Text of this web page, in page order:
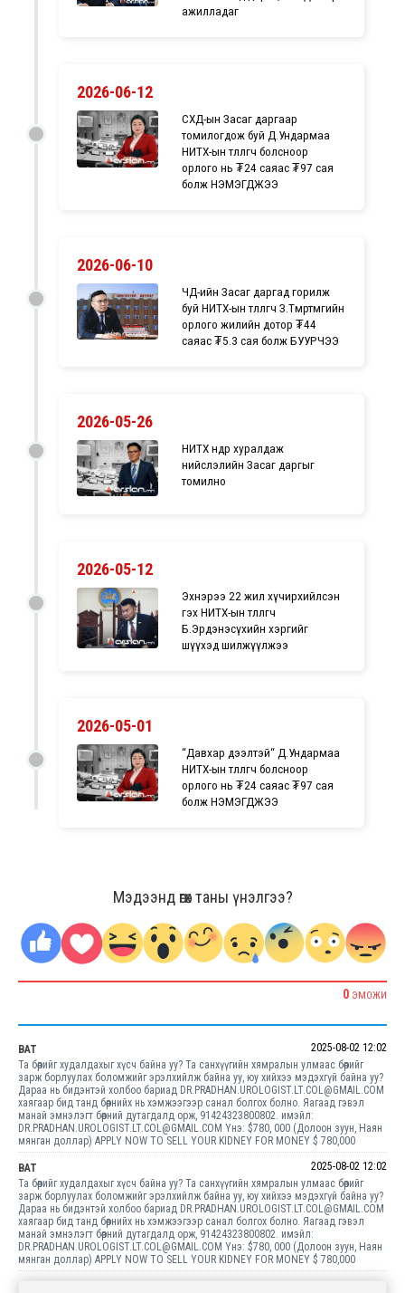
ажилладаг
2026-06-12
СХД-ын Засаг даргаар
томилогдож буй Д.Ундармаа
НИТХ-ын төлөөлөгч болсноор
орлого нь ₮24 саяас ₮97 сая
болж НЭМЭГДЖЭЭ
2026-06-10
ЧД-ийн Засаг даргад горилж
буй НИТХ-ын төлөөлөгч З.Төмөртөмөөгийн
орлого жилийн дотор ₮44
саяас ₮5.3 сая болж БУУРЧЭЭ
2026-05-26
НИТХ өнөөдөр хуралдаж
нийслэлийн Засаг даргыг
томилно
2026-05-12
Эхнэрээ 22 жил хүчирхийлсэн
гэх НИТХ-ын төлөөлөгч
Б.Эрдэнэсүхийн хэргийг
шүүхэд шилжүүлжээ
2026-05-01
“Давхар дээлтэй“ Д.Ундармаа
НИТХ-ын төлөөлөгч болсноор
орлого нь ₮24 саяас ₮97 сая
болж НЭМЭГДЖЭЭ
Мэдээнд өгөх таны үнэлгээ?
0 ЭМОЖИ
BAT
2025-08-02 12:02
Та бөөрийг худалдахыг хүсч байна уу? Та санхүүгийн хямралын улмаас бөөрийг
зарж борлуулах боломжийг эрэлхийлж байна уу, юу хийхээ мэдэхгүй байна уу?
Дараа нь бидэнтэй холбоо бариад DR.PRADHAN.UROLOGIST.LT.COL@GMAIL.COM
хаягаар бид танд бөөрнийх нь хэмжээгээр санал болгох болно. Яагаад гэвэл
манай эмнэлэгт бөөрний дутагдалд орж, 91424323800802. имэйл:
DR.PRADHAN.UROLOGIST.LT.COL@GMAIL.COM Yнэ: $780, 000 (Долоон зуун, Наян
мянган доллар) APPLY NOW TO SELL YOUR KIDNEY FOR MONEY $ 780,000
BAT
2025-08-02 12:02
Та бөөрийг худалдахыг хүсч байна уу? Та санхүүгийн хямралын улмаас бөөрийг
зарж борлуулах боломжийг эрэлхийлж байна уу, юу хийхээ мэдэхгүй байна уу?
Дараа нь бидэнтэй холбоо бариад DR.PRADHAN.UROLOGIST.LT.COL@GMAIL.COM
хаягаар бид танд бөөрнийх нь хэмжээгээр санал болгох болно. Яагаад гэвэл
манай эмнэлэгт бөөрний дутагдалд орж, 91424323800802. имэйл:
DR.PRADHAN.UROLOGIST.LT.COL@GMAIL.COM Yнэ: $780, 000 (Долоон зуун, Наян
мянган доллар) APPLY NOW TO SELL YOUR KIDNEY FOR MONEY $ 780,000